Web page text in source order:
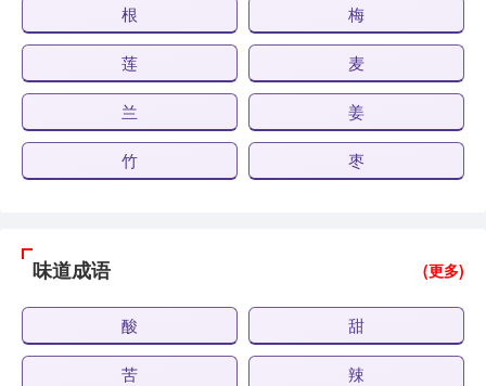
根 梅
莲 麦
兰 姜
竹 枣
味道成语 (更多)
酸 甜
苦 辣